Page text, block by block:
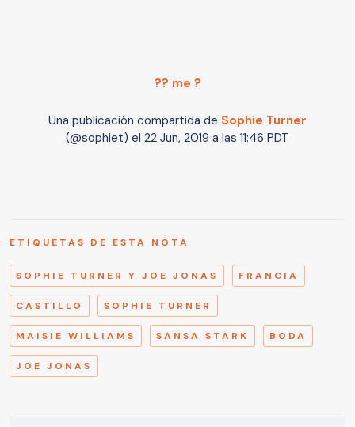
?? me ?
Una publicación compartida de Sophie Turner
(@sophiet) el 22 Jun, 2019 a las 11:46 PDT
ETIQUETAS DE ESTA NOTA
SOPHIE TURNER Y JOE JONAS FRANCIA
CASTILLO SOPHIE TURNER
MAISIE WILLIAMS SANSA STARK BODA
JOE JONAS